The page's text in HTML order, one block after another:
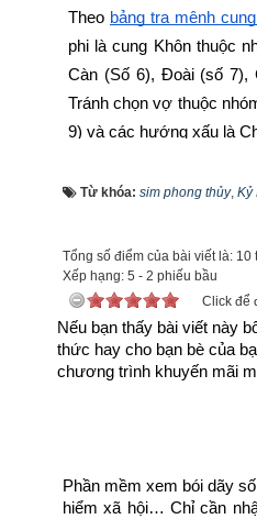
Theo bảng tra mệnh
phi là cung Khôn thuộc
Càn (Số 6), Đoài (số 7),
Tránh chọn vợ thuộc
9) và các hướng xấu là
Từ khóa: sim phong thủy, Kỷ
Tổng số điểm của bài viết là: 10
Xếp hạng: 5 - 2 phiếu bầu
Click để
Nếu bạn thấy bài viết này
thức hay cho bạn bè của
chương trình khuyến mãi
Phần mềm xem bói dãy
hiểm xã hội… Chỉ cần